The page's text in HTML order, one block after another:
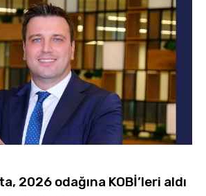
2026 odağına KOBİ’leri aldı